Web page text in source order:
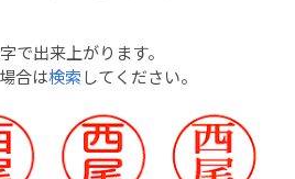
で出来上がります。
合は検索してください。